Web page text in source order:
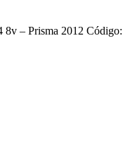
– Prisma 2012 Código: